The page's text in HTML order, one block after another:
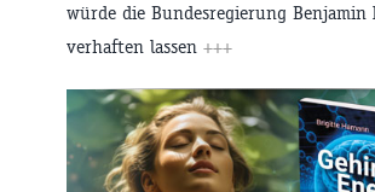
würde die Bundesregierung Benjamin
verhaften lassen +++